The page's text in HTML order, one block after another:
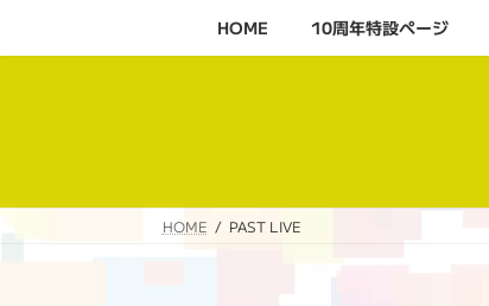
キ
ッ
に
移
HOME 10周年特設ページ‬
HOME PAST LIVE